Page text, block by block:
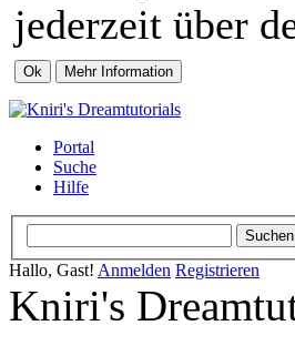
jederzeit über
Portal
Suche
Hilfe
Hallo, Gast! Anmelden Registrieren
Kniri's